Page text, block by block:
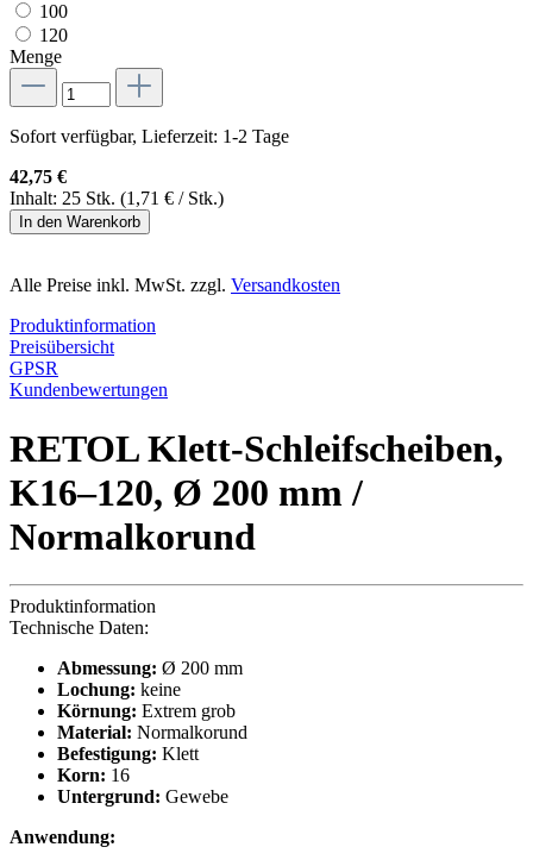
100
120
Menge
Sofort verfügbar, Lieferzeit: 1-2 Tage
42,75 €
Inhalt: 25 Stk. (1,71 € / Stk.)
In den Warenkorb
Alle Preise inkl. MwSt. zzgl. Versandkosten
Produktinformation
Preisübersicht
GPSR
Kundenbewertungen
RETOL Klett-Schleifscheiben,
K16–120, Ø 200 mm /
Normalkorund
Produktinformation
Technische Daten:
Abmessung: Ø 200 mm
Lochung: keine
Körnung: Extrem grob
Material: Normalkorund
Befestigung: Klett
Korn: 16
Untergrund: Gewebe
Anwendung: